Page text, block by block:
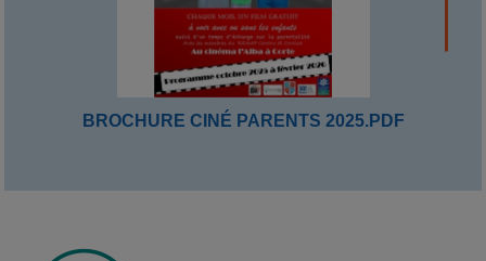
BROCHURE CINÉ PARENTS 2025.PDF